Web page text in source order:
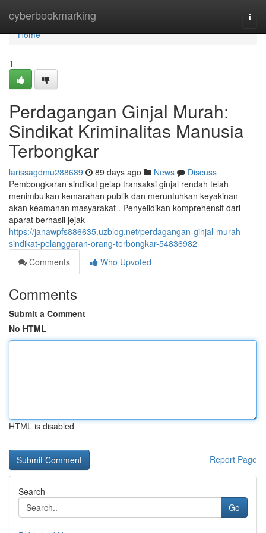
cyberbookmarking
Home
Home
1
Perdagangan Ginjal Murah:
Sindikat Kriminalitas Manusia
Terbongkar
larissagdmu288689 89 days ago News
Discuss
Pembongkaran sindikat gelap transaksi ginjal rendah telah
menimbulkan kemarahan publik dan meruntuhkan keyakinan
akan keamanan masyarakat . Penyelidikan komprehensif dari
aparat berhasil jejak
https://janawpfs886635.uzblog.net/perdagangan-ginjal-murah-
sindikat-pelanggaran-orang-terbongkar-54836982
Comments
Who Upvoted
Comments
Submit a Comment
No HTML
HTML is disabled
Report Page
Search
Go